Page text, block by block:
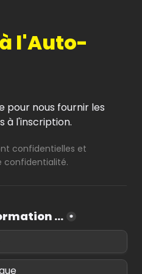
l'Auto-
pour nous fournir les
à l'inscription.
confidentielles et
confidentialité.
... *